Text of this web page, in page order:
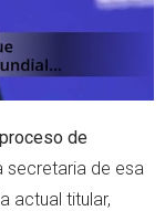
de
secretaria de esa
actual titular,